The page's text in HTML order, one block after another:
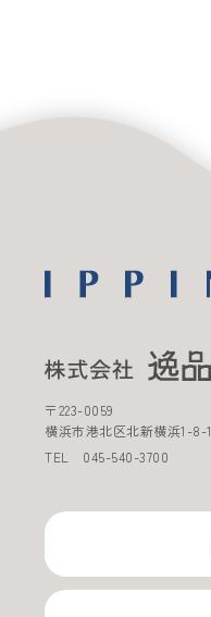
〒223-0059
横浜市港北区北新横浜1-8-1
TEL 045-540-3700